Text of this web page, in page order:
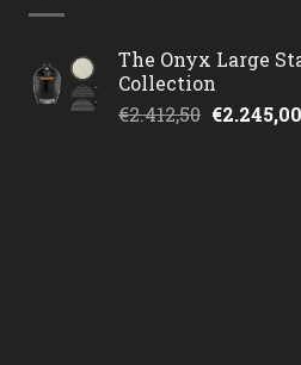
The Onyx Large
Collection
€2.412,50 €2.245,00